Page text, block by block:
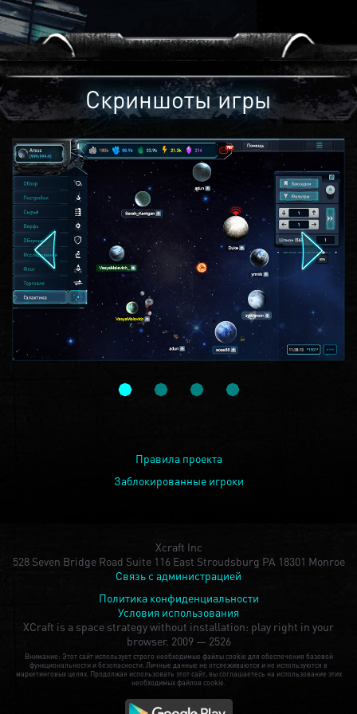
Скриншоты игры
Правила проекта
Заблокированные игроки
Xcraft Inc
528 Seven Bridge Road Suite 116 East Stroudsburg PA 18301 Monroe
Связь с администрацией
Политика конфиденциальности
Условия использования
XCraft is a space strategy without installation: play right in your
browser. 2009 — 2526
Внимание: Этот сайт использует строго необходимые файлы cookie для обеспечения базовой
функциональности и безопасности. Личные данные не отслеживаются и не используются в
маркетинговых целях. Продолжая использовать этот сайт, вы соглашаетесь на использование этих
необходимых файлов cookie.